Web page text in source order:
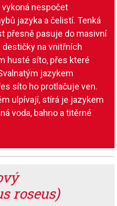
nespočet
jazyka a čelistí. Tenká
přesně pasuje do masivní
na vnitřních
husté síto, přes které
jazykem
síto ho protlačuje ven.
ulpívají, stírá je jazykem
voda, bahno a titěrné
roseus)